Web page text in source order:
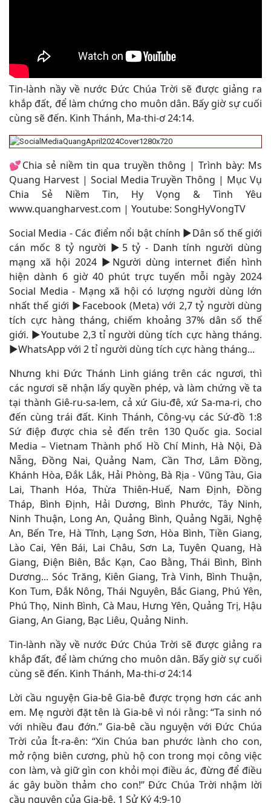
Tin-lành nầy về nước Đức Chúa Trời sẽ được giảng ra
khắp đất, để làm chứng cho muôn dân. Bấy giờ sự cuối
cùng sẽ đến. Kinh Thánh, Ma-thi-ơ 24:14.
💕Chia sẻ niềm tin qua truyền thông | Trình bày: Ms
Quang Harvest | Social Media Truyền Thông | Mục Vụ
Chia Sẻ Niềm Tin, Hy Vọng & Tình Yêu
www.quangharvest.com | Youtube: SongHyVongTV
Social Media - Các điểm nổi bật chính ▶Dân số thế giới
cán mốc 8 tỷ người ▶5 tỷ - Danh tính người dùng
mạng xã hội 2024 ▶Người dùng internet điển hình
hiện dành 6 giờ 40 phút trực tuyến mỗi ngày 2024
Social Media - Mạng xã hội có lượng người dùng lớn
nhất thế giới ▶Facebook (Meta) với 2,7 tỷ người dùng
tích cực hàng tháng, chiếm khoảng 37% dân số thế
giới. ▶Youtube 2,3 tỉ người dùng tích cực hàng tháng.
▶WhatsApp với 2 tỉ người dùng tích cực hàng tháng...
Nhưng khi Đức Thánh Linh giáng trên các ngươi, thì
các ngươi sẽ nhận lấy quyền phép, và làm chứng về ta
tại thành Giê-ru-sa-lem, cả xứ Giu-đê, xứ Sa-ma-ri, cho
đến cùng trái đất. Kinh Thánh, Công-vụ các Sứ-đồ 1:8
Sứ điệp được chia sẻ đến trên 130 Quốc gia. Social
Media – Vietnam Thành phố Hồ Chí Minh, Hà Nội, Đà
Nẵng, Đồng Nai, Quảng Nam, Cần Thơ, Lâm Đồng,
Khánh Hòa, Đắk Lắk, Hải Phòng, Bà Rịa - Vũng Tàu, Gia
Lai, Thanh Hóa, Thừa Thiên-Huế, Nam Định, Đồng
Tháp, Bình Định, Hải Dương, Bình Phước, Tây Ninh,
Ninh Thuận, Long An, Quảng Bình, Quảng Ngãi, Nghệ
An, Bến Tre, Hà Tĩnh, Lạng Sơn, Hòa Bình, Tiền Giang,
Lào Cai, Yên Bái, Lai Châu, Sơn La, Tuyên Quang, Hà
Giang, Điện Biên, Bắc Kạn, Cao Bằng, Thái Bình, Bình
Dương... Sóc Trăng, Kiên Giang, Trà Vinh, Bình Thuận,
Kon Tum, Đắk Nông, Thái Nguyên, Bắc Giang, Phú Yên,
Phú Thọ, Ninh Bình, Cà Mau, Hưng Yên, Quảng Trị, Hậu
Giang, An Giang, Bạc Liêu, Quảng Ninh.
Tin-lành nầy về nước Đức Chúa Trời sẽ được giảng ra
khắp đất, để làm chứng cho muôn dân. Bấy giờ sự cuối
cùng sẽ đến. Kinh Thánh, Ma-thi-ơ 24:14
Lời cầu nguyện Gia-bê Gia-bê được trọng hơn các anh
em. Mẹ người đặt tên là Gia-bê vì nói rằng: “Ta sinh nó
với nhiều đau đớn.” Gia-bê cầu nguyện với Đức Chúa
Trời của Ít-ra-ên: “Xin Chúa ban phước lành cho con,
mở rộng biên cương, phù hộ con trong mọi công việc
con làm, và giữ gìn con khỏi mọi điều ác, đừng để điều
ác gây buồn thảm cho con!” Đức Chúa Trời nhậm lời
cầu nguyện của Gia-bê. 1 Sử Ký 4:9-10